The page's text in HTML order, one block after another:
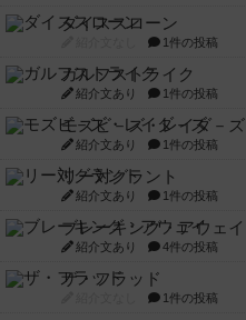
ダイススローン
1件の投稿
ガルフストライク
紹介文あり 1件の投稿
モズビ－ズ・レイダ－ズ
紹介文あり 1件の投稿
リー対グラント
紹介文あり 1件の投稿
ブレーキング・アウェイ
紹介文あり 4件の投稿
ザ・フラッド
1件の投稿